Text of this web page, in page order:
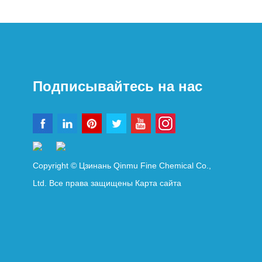
Подписывайтесь на нас
Copyright © Цзинань Qinmu Fine Chemical Co.,
Ltd. Все права защищены Карта сайта